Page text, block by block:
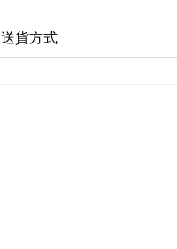
送貨方式